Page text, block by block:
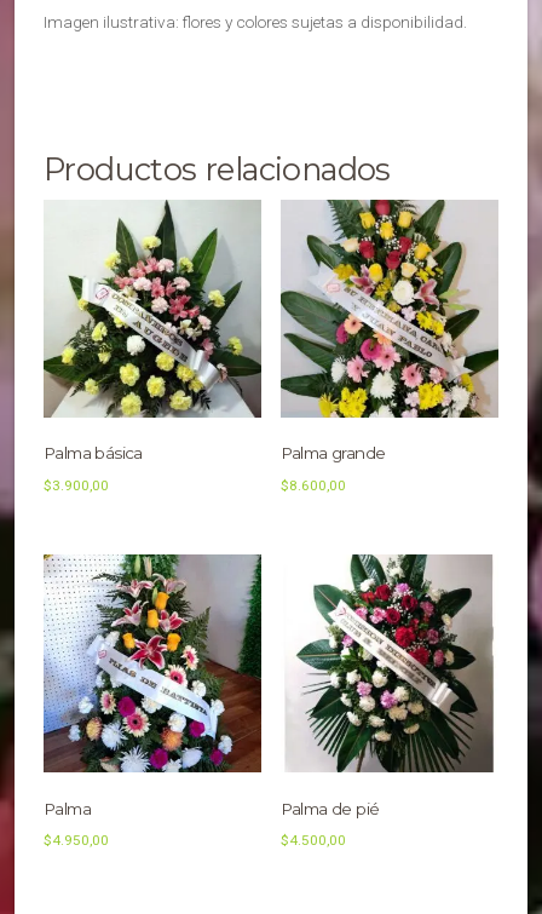
Imagen ilustrativa: flores y colores sujetas a disponibilidad.
Productos relacionados
Palma básica
$3.900,00
Palma grande
$8.600,00
Palma
$4.950,00
Palma de pié
$4.500,00